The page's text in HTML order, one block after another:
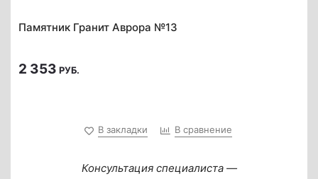
Памятник Гранит Аврора №13
2 353 РУБ.
В закладки В сравнение
Консультация специалиста —